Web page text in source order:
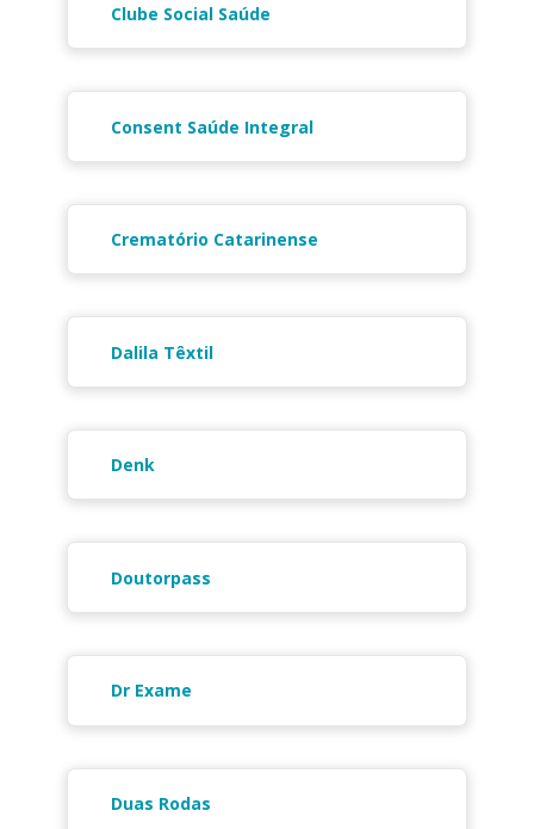
Clube Social Saúde
Consent Saúde Integral
Crematório Catarinense
Dalila Têxtil
Denk
Doutorpass
Dr Exame
Duas Rodas